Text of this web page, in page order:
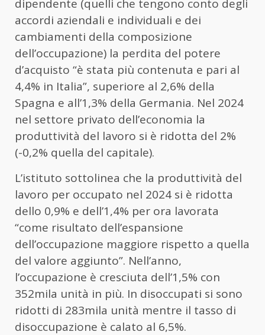
dipendente (quelli che tengono conto degli
accordi aziendali e individuali e dei
cambiamenti della composizione
dell’occupazione) la perdita del potere
d’acquisto “è stata più contenuta e pari al
4,4% in Italia”, superiore al 2,6% della
Spagna e all’1,3% della Germania. Nel 2024
nel settore privato dell’economia la
produttività del lavoro si è ridotta del 2%
(-0,2% quella del capitale).
L’istituto sottolinea che la produttività del
lavoro per occupato nel 2024 si è ridotta
dello 0,9% e dell’1,4% per ora lavorata
“come risultato dell’espansione
dell’occupazione maggiore rispetto a quella
del valore aggiunto”. Nell’anno,
l’occupazione è cresciuta dell’1,5% con
352mila unità in più. In disoccupati si sono
ridotti di 283mila unità mentre il tasso di
disoccupazione è calato al 6,5%.